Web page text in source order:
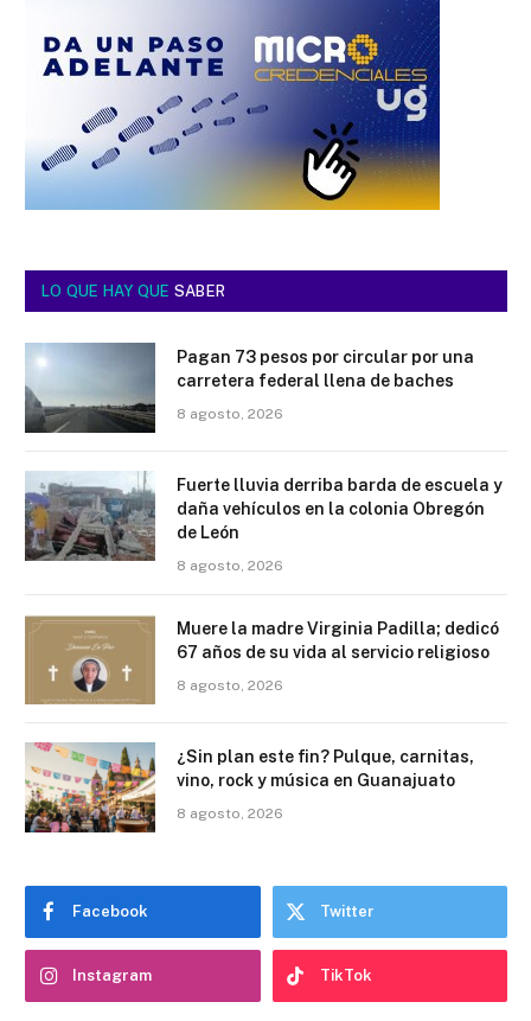
LO QUE HAY QUE SABER
Pagan 73 pesos por circular por una
carretera federal llena de baches
8 agosto, 2026
Fuerte lluvia derriba barda de escuela y
daña vehículos en la colonia Obregón
de León
8 agosto, 2026
Muere la madre Virginia Padilla; dedicó
67 años de su vida al servicio religioso
8 agosto, 2026
¿Sin plan este fin? Pulque, carnitas,
vino, rock y música en Guanajuato
8 agosto, 2026
Facebook Twitter
Instagram TikTok